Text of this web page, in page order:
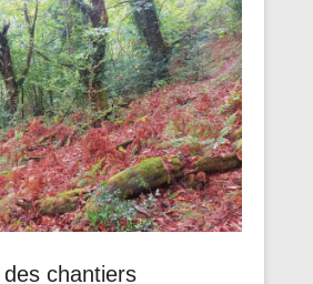
chantiers